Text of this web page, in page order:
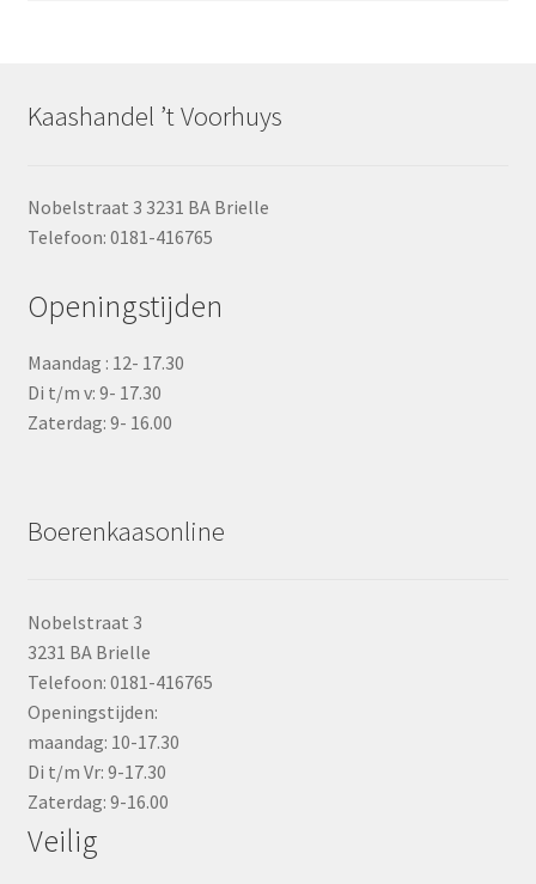
Kaashandel ’t Voorhuys
Nobelstraat 3 3231 BA Brielle
Telefoon: 0181-416765
Openingstijden
Maandag : 12- 17.30
Di t/m v: 9- 17.30
Zaterdag: 9- 16.00
Boerenkaasonline
Nobelstraat 3
3231 BA Brielle
Telefoon: 0181-416765
Openingstijden:
maandag: 10-17.30
Di t/m Vr: 9-17.30
Zaterdag: 9-16.00
Veilig